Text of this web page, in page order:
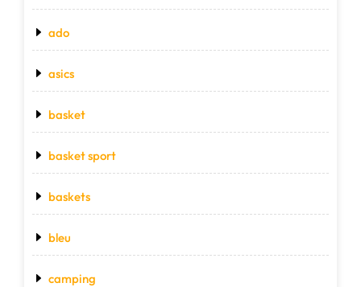
ado
asics
basket
basket sport
baskets
bleu
camping